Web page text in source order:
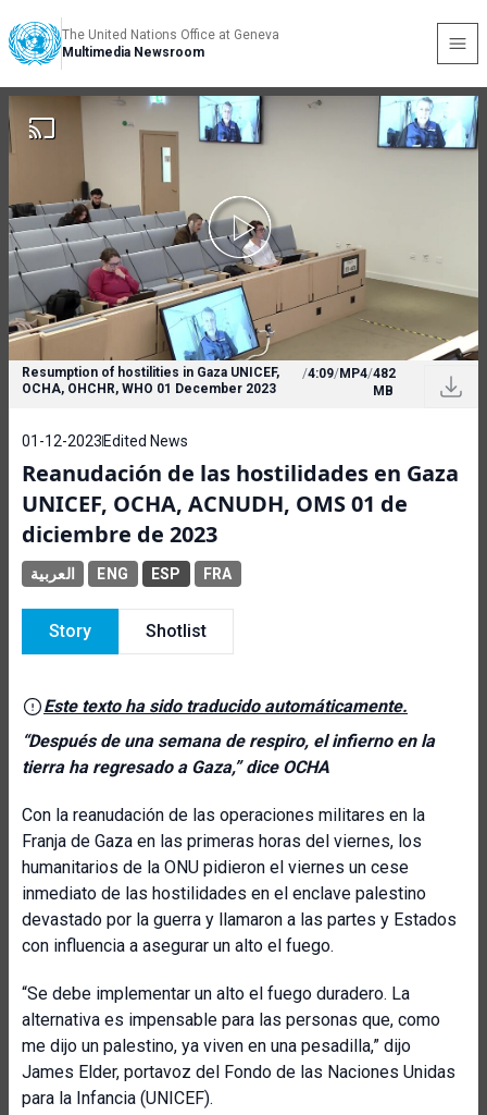
The United Nations Office at Geneva
Multimedia Newsroom
Resumption of hostilities in Gaza UNICEF,
OCHA, OHCHR, WHO 01 December 2023
/4:09/MP4/482
MB
01-12-2023 Edited News
Reanudación de las hostilidades en Gaza
UNICEF, OCHA, ACNUDH, OMS 01 de
diciembre de 2023
العربية ENG ESP FRA
Story Shotlist
Este texto ha sido traducido automáticamente.
“Después de una semana de respiro, el infierno en la
tierra ha regresado a Gaza,” dice OCHA
Con la reanudación de las operaciones militares en la
Franja de Gaza en las primeras horas del viernes, los
humanitarios de la ONU pidieron el viernes un cese
inmediato de las hostilidades en el enclave palestino
devastado por la guerra y llamaron a las partes y Estados
con influencia a asegurar un alto el fuego.
“Se debe implementar un alto el fuego duradero. La
alternativa es impensable para las personas que, como
me dijo un palestino, ya viven en una pesadilla,” dijo
James Elder, portavoz del Fondo de las Naciones Unidas
para la Infancia (UNICEF).